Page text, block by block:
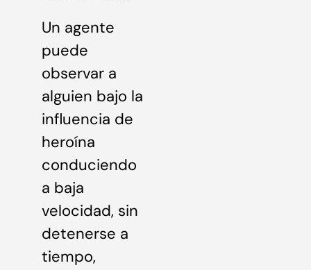
Un agente
puede
observar a
alguien bajo la
influencia de
heroína
conduciendo
a baja
velocidad, sin
detenerse a
tiempo,